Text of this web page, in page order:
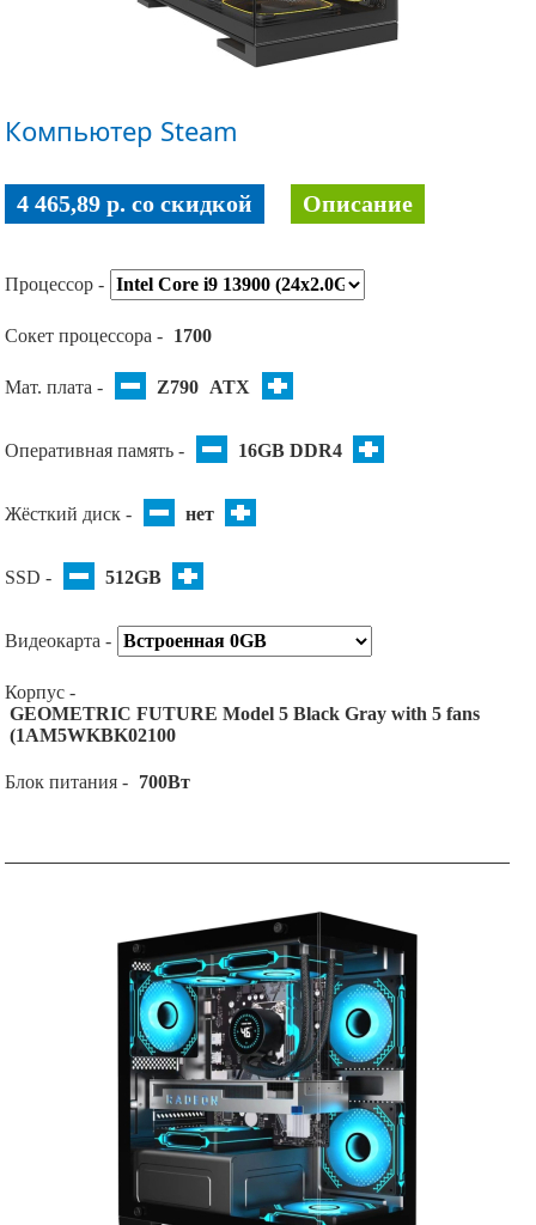
Компьютер Steam
4 465,89 p. co скидкой Описание
Процессор -
Сокет процессора - 1700
Мат. плата - Z790 ATX
Оперативная память - 16GB DDR4
Жёсткий диск - нет
SSD - 512GB
Видеокарта -
Корпус -
GEOMETRIC FUTURE Model 5 Black Gray with 5 fans
(1AM5WKBK02100
Блок питания - 700Вт